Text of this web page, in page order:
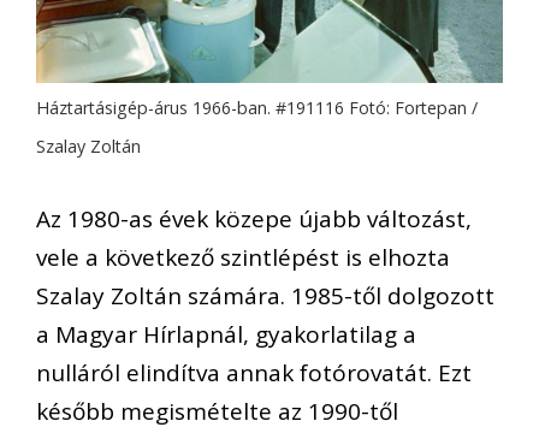
Háztartásigép-árus 1966-ban. #191116 Fotó: Fortepan /
Szalay Zoltán
Az 1980-as évek közepe újabb változást,
vele a következő szintlépést is elhozta
Szalay Zoltán számára. 1985-től dolgozott
a Magyar Hírlapnál, gyakorlatilag a
nulláról elindítva annak fotórovatát. Ezt
később megismételte az 1990-től